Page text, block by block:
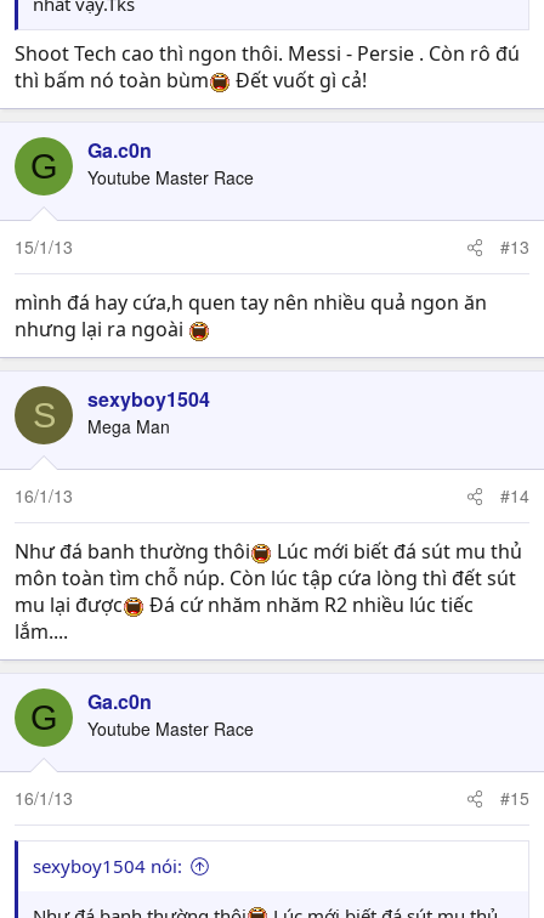
Shoot Tech cao thì ngon thôi. Messi - Persie . Còn rô đú
thì bấm nó toàn bùm
Đết vuốt gì cả!
G Ga.c0n
Youtube Master Race
15/1/13 #13
mình đá hay cứa,h quen tay nên nhiều quả ngon ăn
nhưng lại ra ngoài
S sexyboy1504
Mega Man
16/1/13 #14
Như đá banh thường thôi
Lúc mới biết đá sút mu thủ
môn toàn tìm chỗ núp. Còn lúc tập cứa lòng thì đết sút
mu lại được
Đá cứ nhăm nhăm R2 nhiều lúc tiếc
lắm....
G Ga.c0n
Youtube Master Race
16/1/13 #15
sexyboy1504 nói: